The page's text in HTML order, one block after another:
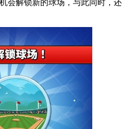
会解锁新的球场，与此同时，还